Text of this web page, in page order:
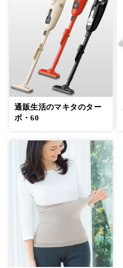
通販生活のマキタのター
ボ・60